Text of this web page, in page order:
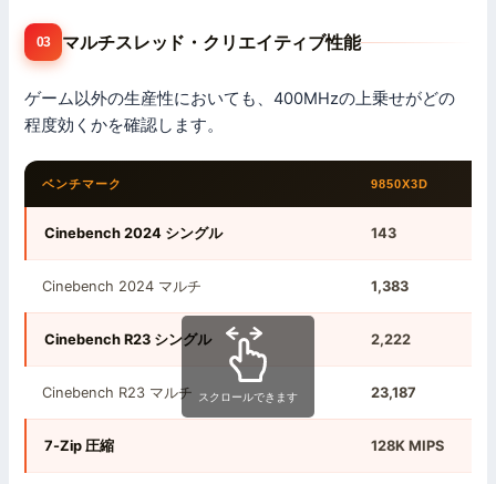
03 マルチスレッド・クリエイティブ性能
ゲーム以外の生産性においても、400MHzの上乗せがどの
程度効くかを確認します。
ベンチマーク 9850X3D
Cinebench 2024 シングル 143
Cinebench 2024 マルチ 1,383
Cinebench R23 シングル 2,222
Cinebench R23 マルチ 23,187
7-Zip 圧縮 128K MIPS
スクロールできます